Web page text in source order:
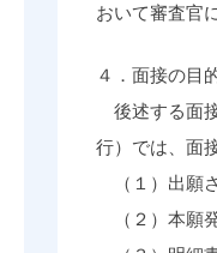
おいて審査官
４．面接の目
後述する面
行）では、面
（１）出願
（２）本願